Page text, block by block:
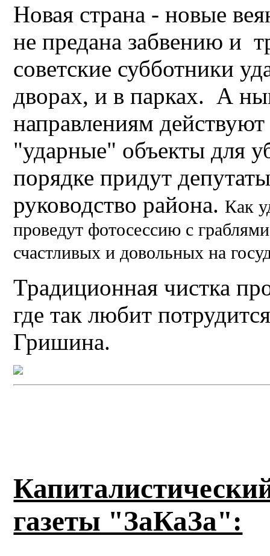
Новая страна - новые
не предана забвению и
советские субботники
дворах, и в парках. А
направлениям
"ударные" объекты для
порядке придут
руководство района.Как
проведут фотосессию с
счастливых и довольных на
Традиционная чистка
где так любит
Гришина.
газеты "ЗаКаЗа":